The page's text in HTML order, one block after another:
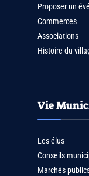
Proposer un
Commerces
Associations
Histoire du
Vie
Les élus
Conseils
Marchés